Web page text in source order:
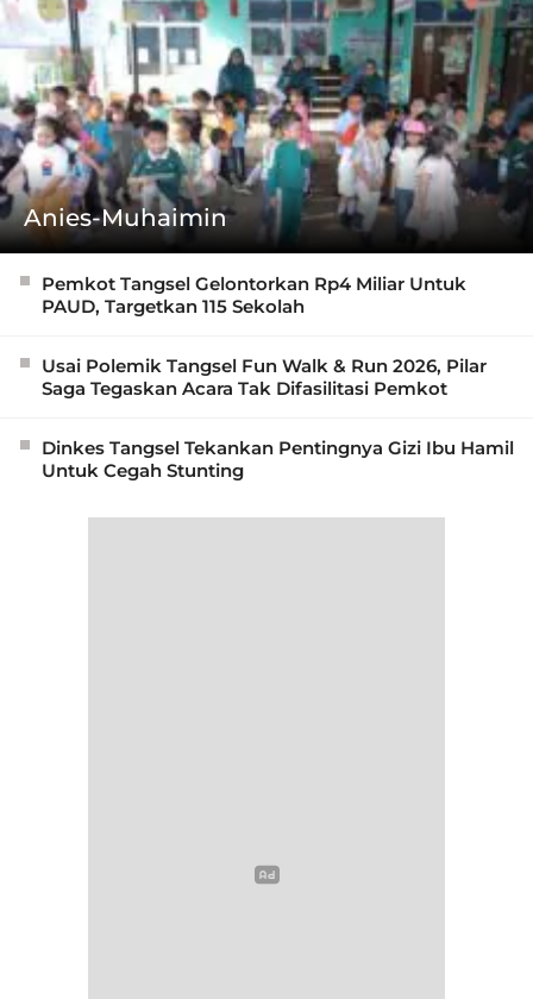
Anies-Muhaimin
Pemkot Tangsel Gelontorkan Rp4 Miliar Untuk
PAUD, Targetkan 115 Sekolah
Usai Polemik Tangsel Fun Walk & Run 2026, Pilar
Saga Tegaskan Acara Tak Difasilitasi Pemkot
Dinkes Tangsel Tekankan Pentingnya Gizi Ibu Hamil
Untuk Cegah Stunting